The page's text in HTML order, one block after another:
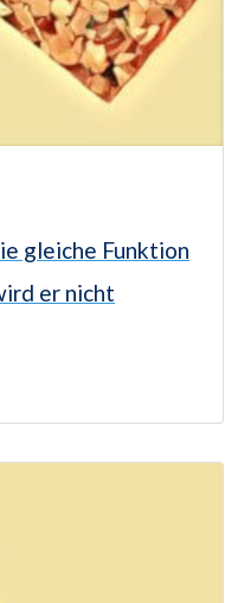
gleiche Funktion
er nicht